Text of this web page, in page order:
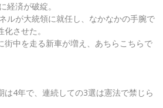
経済が破綻。
ルが大統領に就任し、なかなかの手腕で
させた。
街中を走る新車が増え、あちらこちらで
は4年で、連続しての3選は憲法で禁じら